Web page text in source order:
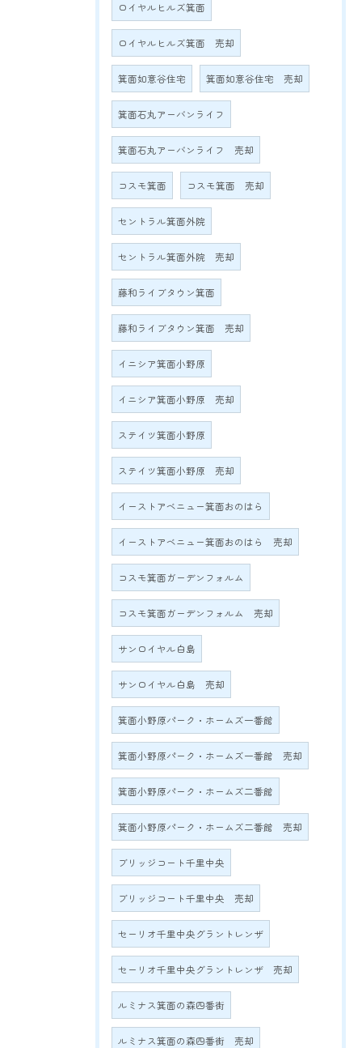
ロイヤルヒルズ箕面
ロイヤルヒルズ箕面 売却
箕面如意谷住宅 箕面如意谷住宅 売却
箕面石丸アーバンライフ
箕面石丸アーバンライフ 売却
コスモ箕面 コスモ箕面 売却
セントラル箕面外院
セントラル箕面外院 売却
藤和ライブタウン箕面
藤和ライブタウン箕面 売却
イニシア箕面小野原
イニシア箕面小野原 売却
ステイツ箕面小野原
ステイツ箕面小野原 売却
イーストアベニュー箕面おのはら
イーストアベニュー箕面おのはら 売却
コスモ箕面ガーデンフォルム
コスモ箕面ガーデンフォルム 売却
サンロイヤル白島
サンロイヤル白島 売却
箕面小野原パーク・ホームズ一番館
箕面小野原パーク・ホームズ一番館 売却
箕面小野原パーク・ホームズ二番館
箕面小野原パーク・ホームズ二番館 売却
ブリッジコート千里中央
ブリッジコート千里中央 売却
セーリオ千里中央グラントレンザ
セーリオ千里中央グラントレンザ 売却
ルミナス箕面の森四番街
ルミナス箕面の森四番街 売却